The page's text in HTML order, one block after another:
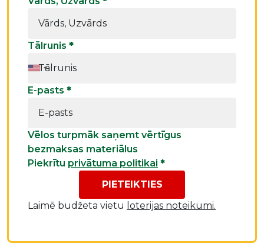
Tālrunis *
E-pasts *
Vēlos turpmāk saņemt vērtīgus
bezmaksas materiālus
Piekrītu privātuma politikai *
PIETEIKTIES
Laimē budžeta vietu loterijas noteikumi.